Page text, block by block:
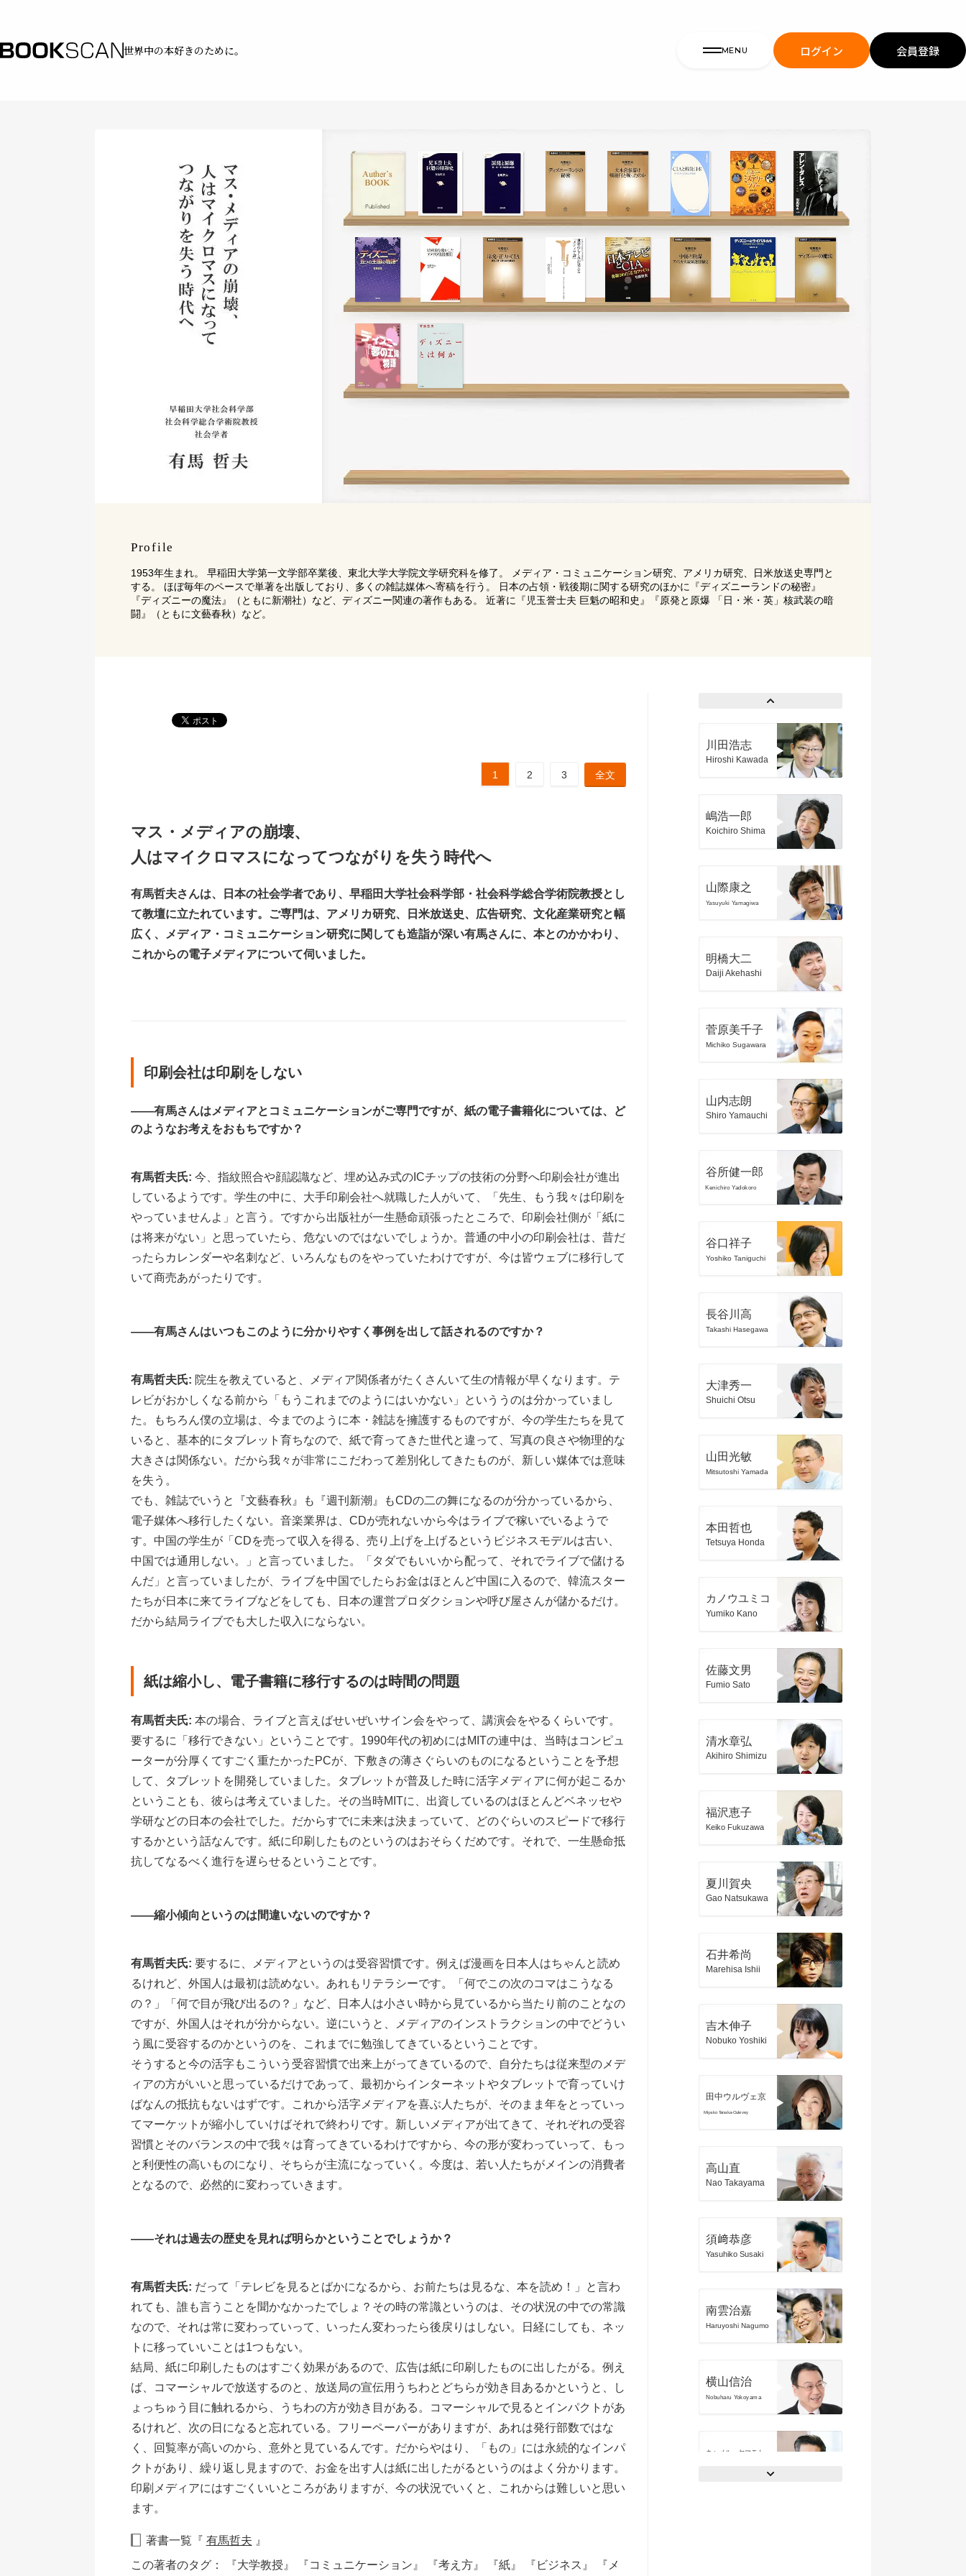
世界中の本好きのために。 MENU ログイン 会員登録
Profile
1953年生まれ。 早稲田大学第一文学部卒業後、東北大学大学院文学研究科を修了。 メディア・コミュニケーション研究、アメリカ研究、日米放送史専門と
する。 ほぼ毎年のペースで単著を出版しており、多くの雑誌媒体へ寄稿を行う。 日本の占領・戦後期に関する研究のほかに『ディズニーランドの秘密』
『ディズニーの魔法』（ともに新潮社）など、ディズニー関連の著作もある。 近著に『児玉誉士夫 巨魁の昭和史』『原発と原爆 「日・米・英」核武装の暗
闘』（ともに文藝春秋）など。
1 2 3 全文
マス・メディアの崩壊、
人はマイクロマスになってつながりを失う時代へ
有馬哲夫さんは、日本の社会学者であり、早稲田大学社会科学部・社会科学総合学術院教授とし
て教壇に立たれています。ご専門は、アメリカ研究、日米放送史、広告研究、文化産業研究と幅
広く、メディア・コミュニケーション研究に関しても造詣が深い有馬さんに、本とのかかわり、
これからの電子メディアについて伺いました。
印刷会社は印刷をしない
――有馬さんはメディアとコミュニケーションがご専門ですが、紙の電子書籍化については、ど
のようなお考えをおもちですか？
有馬哲夫氏: 今、指紋照合や顔認識など、埋め込み式のICチップの技術の分野へ印刷会社が進出
しているようです。学生の中に、大手印刷会社へ就職した人がいて、「先生、もう我々は印刷を
やっていませんよ」と言う。ですから出版社が一生懸命頑張ったところで、印刷会社側が「紙に
は将来がない」と思っていたら、危ないのではないでしょうか。普通の中小の印刷会社は、昔だ
ったらカレンダーや名刺など、いろんなものをやっていたわけですが、今は皆ウェブに移行して
いて商売あがったりです。
――有馬さんはいつもこのように分かりやすく事例を出して話されるのですか？
有馬哲夫氏: 院生を教えていると、メディア関係者がたくさんいて生の情報が早くなります。テ
レビがおかしくなる前から「もうこれまでのようにはいかない」といううのは分かっていまし
た。もちろん僕の立場は、今までのように本・雑誌を擁護するものですが、今の学生たちを見て
いると、基本的にタブレット育ちなので、紙で育ってきた世代と違って、写真の良さや物理的な
大きさは関係ない。だから我々が非常にこだわって差別化してきたものが、新しい媒体では意味
を失う。
でも、雑誌でいうと『文藝春秋』も『週刊新潮』もCDの二の舞になるのが分かっているから、
電子媒体へ移行したくない。音楽業界は、CDが売れないから今はライブで稼いでいるようで
す。中国の学生が「CDを売って収入を得る、売り上げを上げるというビジネスモデルは古い、
中国では通用しない。」と言っていました。「タダでもいいから配って、それでライブで儲ける
んだ」と言っていましたが、ライブを中国でしたらお金はほとんど中国に入るので、韓流スター
たちが日本に来てライブなどをしても、日本の運営プロダクションや呼び屋さんが儲かるだけ。
だから結局ライブでも大した収入にならない。
紙は縮小し、電子書籍に移行するのは時間の問題
有馬哲夫氏: 本の場合、ライブと言えばせいぜいサイン会をやって、講演会をやるくらいです。
要するに「移行できない」ということです。1990年代の初めにはMITの連中は、当時はコンピュ
ーターが分厚くてすごく重たかったPCが、下敷きの薄さぐらいのものになるということを予想
して、タブレットを開発していました。タブレットが普及した時に活字メディアに何が起こるか
ということも、彼らは考えていました。その当時MITに、出資しているのはほとんどベネッセや
学研などの日本の会社でした。だからすでに未来は決まっていて、どのぐらいのスピードで移行
するかという話なんです。紙に印刷したものというのはおそらくだめです。それで、一生懸命抵
抗してなるべく進行を遅らせるということです。
――縮小傾向というのは間違いないのですか？
有馬哲夫氏: 要するに、メディアというのは受容習慣です。例えば漫画を日本人はちゃんと読め
るけれど、外国人は最初は読めない。あれもリテラシーです。「何でこの次のコマはこうなる
の？」「何で目が飛び出るの？」など、日本人は小さい時から見ているから当たり前のことなの
ですが、外国人はそれが分からない。逆にいうと、メディアのインストラクションの中でどうい
う風に受容するのかというのを、これまでに勉強してきているということです。
そうすると今の活字もこういう受容習慣で出来上がってきているので、自分たちは従来型のメデ
ィアの方がいいと思っているだけであって、最初からインターネットやタブレットで育っていけ
ばなんの抵抗もないはずです。これから活字メディアを喜ぶ人たちが、そのまま年をとっていっ
てマーケットが縮小していけばそれで終わりです。新しいメディアが出てきて、それぞれの受容
習慣とそのバランスの中で我々は育ってきているわけですから、今の形が変わっていって、もっ
と利便性の高いものになり、そちらが主流になっていく。今度は、若い人たちがメインの消費者
となるので、必然的に変わっていきます。
――それは過去の歴史を見れば明らかということでしょうか？
有馬哲夫氏: だって「テレビを見るとばかになるから、お前たちは見るな、本を読め！」と言わ
れても、誰も言うことを聞かなかったでしょ？その時の常識というのは、その状況の中での常識
なので、それは常に変わっていって、いったん変わったら後戻りはしない。日経にしても、ネッ
トに移っていいことは1つもない。
結局、紙に印刷したものはすごく効果があるので、広告は紙に印刷したものに出したがる。例え
ば、コマーシャルで放送するのと、放送局の宣伝用うちわとどちらが効き目あるかというと、し
ょっちゅう目に触れるから、うちわの方が効き目がある。コマーシャルで見るとインパクトがあ
るけれど、次の日になると忘れている。フリーペーパーがありますが、あれは発行部数ではな
く、回覧率が高いのから、意外と見ているんです。だからやはり、「もの」には永続的なインパ
クトがあり、繰り返し見ますので、お金を出す人は紙に出したがるというのはよく分かります。
印刷メディアにはすごくいいところがありますが、今の状況でいくと、これからは難しいと思い
ます。
著書一覧『 有馬哲夫 』
この著者のタグ：
『大学教授』 『コミュニケーション』 『考え方』 『紙』 『ビジネス』 『メ
川田浩志
Hiroshi Kawada
嶋浩一郎
Koichiro Shima
山際康之
Yasuyuki Yamagiwa
明橋大二
Daiji Akehashi
菅原美千子
Michiko Sugawara
山内志朗
Shiro Yamauchi
谷所健一郎
Kenichiro Yadokoro
谷口祥子
Yoshiko Taniguchi
長谷川高
Takashi Hasegawa
大津秀一
Shuichi Otsu
山田光敏
Mitsutoshi Yamada
本田哲也
Tetsuya Honda
カノウユミコ
Yumiko Kano
佐藤文男
Fumio Sato
清水章弘
Akihiro Shimizu
福沢恵子
Keiko Fukuzawa
夏川賀央
Gao Natsukawa
石井希尚
Marehisa Ishii
吉木伸子
Nobuko Yoshiki
田中ウルヴェ京
Miyako Tanaka-Oulevey
高山直
Nao Takayama
須﨑恭彦
Yasuhiko Susaki
南雲治嘉
Haruyoshi Nagumo
横山信治
Nobuharu Yokoyama
キャメル・ヤマモト